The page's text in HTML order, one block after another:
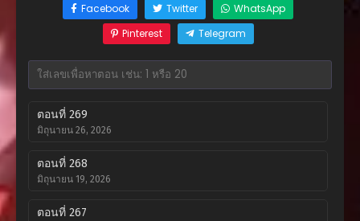
Facebook Twitter
WhatsApp
Pinterest
Telegram
ตอนที่ 269
มิถุนายน 26, 2026
ตอนที่ 268
มิถุนายน 19, 2026
ตอนที่ 267